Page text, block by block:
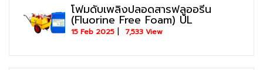
โฟมดับเพลิงปลอดสารฟลูออรีน
(Fluorine Free Foam) UL
15 Feb 2025 7,533 View